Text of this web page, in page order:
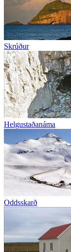
Skrúður
Helgustaðanáma
Oddsskarð